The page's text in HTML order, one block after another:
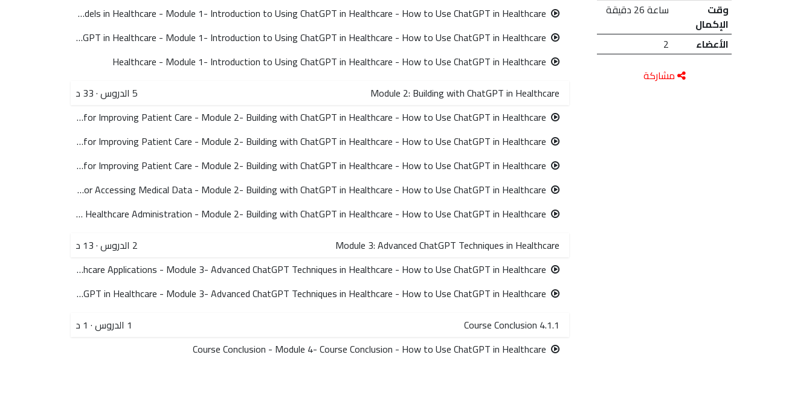
وقت
الإكمال
ساعة 26 دقيقة
الأعضاء
2
مشاركة
Understanding the Impact of AI and Language Models in Healthcare - Module 1- Introduction to Using ChatGPT in Healthcare - How to Use ChatGPT in Healthcare
Use Cases for ChatGPT in Healthcare - Module 1- Introduction to Using ChatGPT in Healthcare - How to Use ChatGPT in Healthcare
Healthcare - Module 1- Introduction to Using ChatGPT in Healthcare - How to Use ChatGPT in Healthcare
Module 2: Building with ChatGPT in Healthcare
5 الدروس·33 د
ChatGPT for Improving Patient Care - Module 2- Building with ChatGPT in Healthcare - How to Use ChatGPT in Healthcare
ChatGPT for Improving Patient Care - Module 2- Building with ChatGPT in Healthcare - How to Use ChatGPT in Healthcare
ChatGPT for Improving Patient Care - Module 2- Building with ChatGPT in Healthcare - How to Use ChatGPT in Healthcare
ChatGPT for Accessing Medical Data - Module 2- Building with ChatGPT in Healthcare - How to Use ChatGPT in Healthcare
ChatGPT for Streamlining Healthcare Administration - Module 2- Building with ChatGPT in Healthcare - How to Use ChatGPT in Healthcare
Module 3: Advanced ChatGPT Techniques in Healthcare
2 الدروس·13 د
Customizing ChatGPT for Healthcare Applications - Module 3- Advanced ChatGPT Techniques in Healthcare - How to Use ChatGPT in Healthcare
Best Practices for Using ChatGPT in Healthcare - Module 3- Advanced ChatGPT Techniques in Healthcare - How to Use ChatGPT in Healthcare
4.1.1 Course Conclusion
1 الدروس· 1 د
Course Conclusion - Module 4- Course Conclusion - How to Use ChatGPT in Healthcare